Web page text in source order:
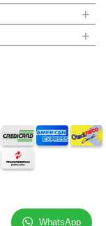
+
+
WhatsApp